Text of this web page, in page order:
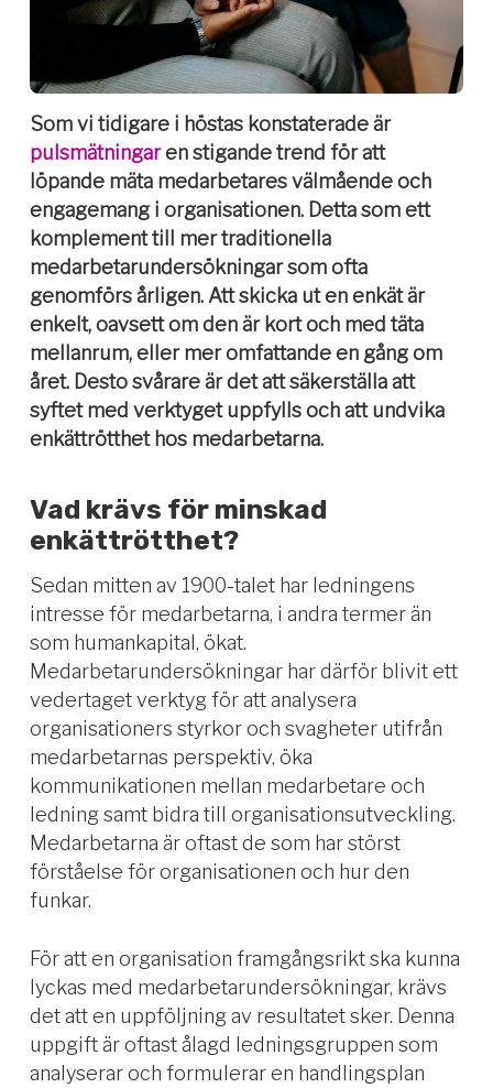
Som vi tidigare i höstas konstaterade är
pulsmätningaren stigande trend för att
löpande mäta medarbetares välmående och
engagemang i organisationen. Detta som ett
komplement till mer traditionella
medarbetarundersökningar som ofta
genomförs årligen. Att skicka ut en enkät är
enkelt, oavsett om den är kort och med täta
mellanrum, eller mer omfattande en gång om
året. Desto svårare är det att säkerställa att
syftet med verktyget uppfylls och att undvika
enkättrötthet hos medarbetarna.
Vad krävs för minskad
enkättrötthet?
Sedan mitten av 1900-talet har ledningens
intresse för medarbetarna, i andra termer än
som humankapital, ökat.
Medarbetarundersökningar har därför blivit ett
vedertaget verktyg för att analysera
organisationers styrkor och svagheter utifrån
medarbetarnas perspektiv, öka
kommunikationen mellan medarbetare och
ledning samt bidra till organisationsutveckling.
Medarbetarna är oftast de som har störst
förståelse för organisationen och hur den
funkar.
För att en organisation framgångsrikt ska kunna
lyckas med medarbetarundersökningar, krävs
det att en uppföljning av resultatet sker. Denna
uppgift är oftast ålagd ledningsgruppen som
analyserar och formulerar en handlingsplan